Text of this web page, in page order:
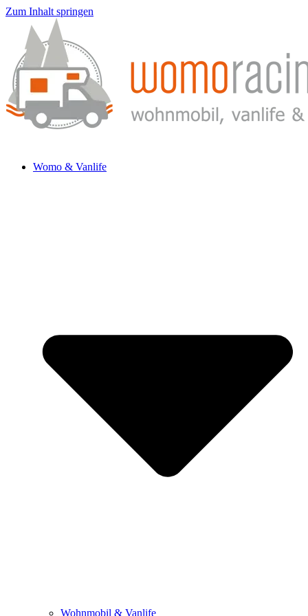
Zum Inhalt springen
Womo & Vanlife
Wohnmobil & Vanlife